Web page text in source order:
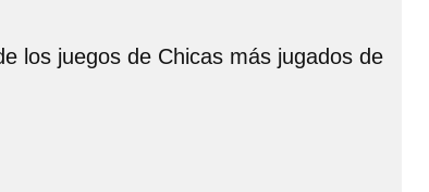
los juegos de Chicas más jugados de